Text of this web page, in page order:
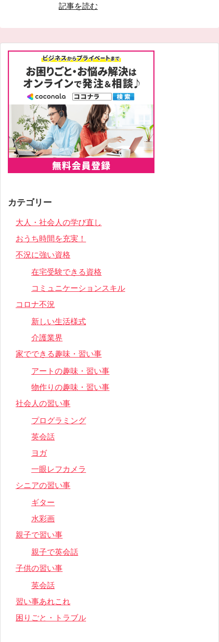
記事を読む
カテゴリー
大人・社会人の学び直し
おうち時間を充実！
不況に強い資格
在宅受験できる資格
コミュニケーションスキル
コロナ不況
新しい生活様式
介護業界
家でできる趣味・習い事
アートの趣味・習い事
物作りの趣味・習い事
社会人の習い事
プログラミング
英会話
ヨガ
一眼レフカメラ
シニアの習い事
ギター
水彩画
親子で習い事
親子で英会話
子供の習い事
英会話
習い事あれこれ
困りごと・トラブル